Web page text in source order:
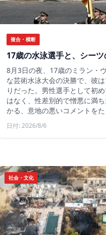
複合・横断
17歳の水泳選手と、シー
8月3日の夜、17歳のミラン・
な芸術水泳大会の決勝で、彼
りだった。男性選手として初
はなく、性差別的で憎悪に満
かる、意地の悪いコメントを
日付: 2026/8/6
社会・文化